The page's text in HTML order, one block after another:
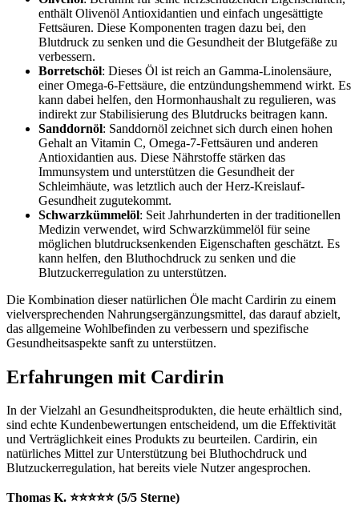
enthält Olivenöl Antioxidantien und einfach ungesättigte
Fettsäuren. Diese Komponenten tragen dazu bei, den
Blutdruck zu senken und die Gesundheit der Blutgefäße zu
verbessern.
Borretschöl: Dieses Öl ist reich an Gamma-Linolensäure,
einer Omega-6-Fettsäure, die entzündungshemmend wirkt. Es
kann dabei helfen, den Hormonhaushalt zu regulieren, was
indirekt zur Stabilisierung des Blutdrucks beitragen kann.
Sanddornöl: Sanddornöl zeichnet sich durch einen hohen
Gehalt an Vitamin C, Omega-7-Fettsäuren und anderen
Antioxidantien aus. Diese Nährstoffe stärken das
Immunsystem und unterstützen die Gesundheit der
Schleimhäute, was letztlich auch der Herz-Kreislauf-
Gesundheit zugutekommt.
Schwarzkümmelöl: Seit Jahrhunderten in der traditionellen
Medizin verwendet, wird Schwarzkümmelöl für seine
möglichen blutdrucksenkenden Eigenschaften geschätzt. Es
kann helfen, den Bluthochdruck zu senken und die
Blutzuckerregulation zu unterstützen.
Die Kombination dieser natürlichen Öle macht Cardirin zu einem
vielversprechenden Nahrungsergänzungsmittel, das darauf abzielt,
das allgemeine Wohlbefinden zu verbessern und spezifische
Gesundheitsaspekte sanft zu unterstützen.
Erfahrungen mit Cardirin
In der Vielzahl an Gesundheitsprodukten, die heute erhältlich sind,
sind echte Kundenbewertungen entscheidend, um die Effektivität
und Verträglichkeit eines Produkts zu beurteilen. Cardirin, ein
natürliches Mittel zur Unterstützung bei Bluthochdruck und
Blutzuckerregulation, hat bereits viele Nutzer angesprochen.
Thomas K. ⭐⭐⭐⭐⭐ (5/5 Sterne)